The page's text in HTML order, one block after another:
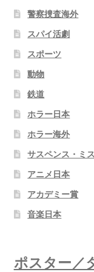
警察捜査海外
スパイ活劇
スポーツ
動物
鉄道
ホラー日本
ホラー海外
サスペンス・ミ
アニメ日本
アカデミー賞
音楽日本
ポスター／